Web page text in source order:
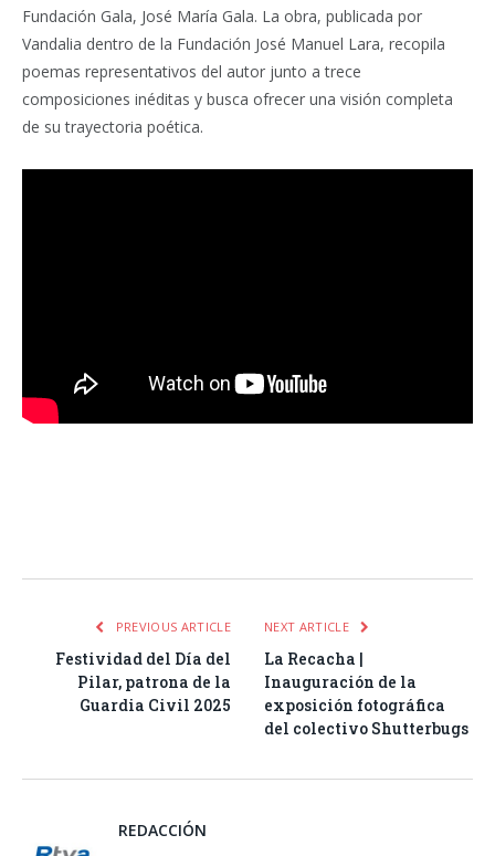
Fundación Gala, José María Gala. La obra, publicada por
Vandalia dentro de la Fundación José Manuel Lara, recopila
poemas representativos del autor junto a trece
composiciones inéditas y busca ofrecer una visión completa
de su trayectoria poética.
PREVIOUS ARTICLE
Festividad del Día del
Pilar, patrona de la
Guardia Civil 2025
NEXT ARTICLE
La Recacha |
Inauguración de la
exposición fotográfica
del colectivo Shutterbugs
REDACCIÓN